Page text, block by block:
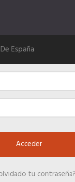
España
tu contraseña?